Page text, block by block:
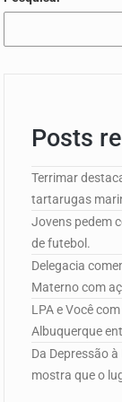
de…
Posts
Terrimar
tartarugas
Jovens pedem
de futebol.
Delegacia
Materno com
LPA e Você
Albuquerque
Da Depressão
mostra que o